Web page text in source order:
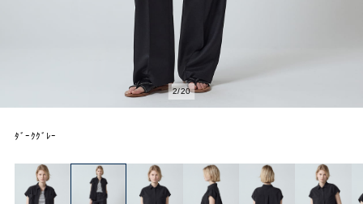
2/20
ﾀﾞｰｸｸﾞﾚｰ